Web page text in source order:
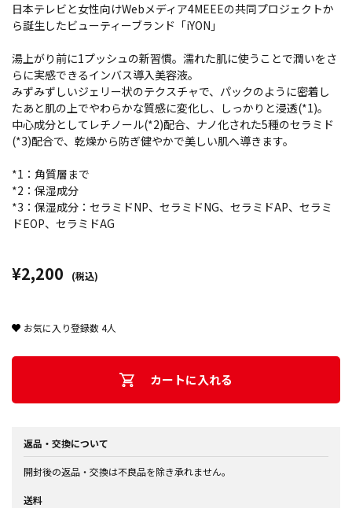
日本テレビと女性向けWebメディア4MEEEの共同プロジェクトか
ら誕生したビューティーブランド「iYON」
湯上がり前に1プッシュの新習慣。濡れた肌に使うことで潤いをさ
らに実感できるインバス導入美容液。
みずみずしいジェリー状のテクスチャで、パックのように密着し
たあと肌の上でやわらかな質感に変化し、しっかりと浸透(*1)。
中心成分としてレチノール(*2)配合、ナノ化された5種のセラミド
(*3)配合で、乾燥から防ぎ健やかで美しい肌へ導きます。
*1：角質層まで
*2：保湿成分
*3：保湿成分：セラミドNP、セラミドNG、セラミドAP、セラミ
ドEOP、セラミドAG
¥2,200 (税込)
お気に入り登録数4人
カートに入れる
返品・交換について
開封後の返品・交換は不良品を除き承れません。
送料